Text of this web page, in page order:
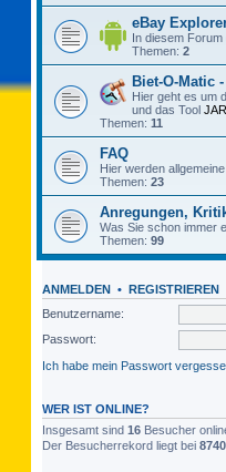
eBay
In diesem
Themen: 2
Biet-O-Matic
Hier geht es um
und das Tool
Themen: 11
FAQ
Hier werden
Themen: 23
Anregungen,
Was Sie schon immer
Themen: 99
ANMELDEN • REGISTRIEREN
Benutzername:
Passwort:
Ich habe mein Passwort
WER IST ONLINE?
Insgesamt sind 16 Besucher
Der Besucherrekord liegt bei 8740